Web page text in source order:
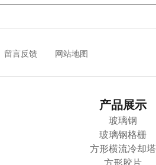
留言反馈 网站地图
产品展示
玻璃钢
玻璃钢格栅
方形横流冷却塔
方形胶片